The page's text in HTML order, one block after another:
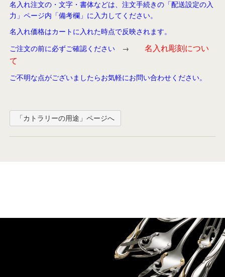
名入れ注文の・文字・書体などは、注文手続きの「配送設定の入
力」ページ内「備考欄」に入力してください。
名入れ価格はカートに入れた時点で反映されます。
ご注文の前に必ずご確認ください →名入れ彫刻につい
て
ご不明な点がございましたらお気軽にお問い合わせください。
「カトラリーの用途」ページへ